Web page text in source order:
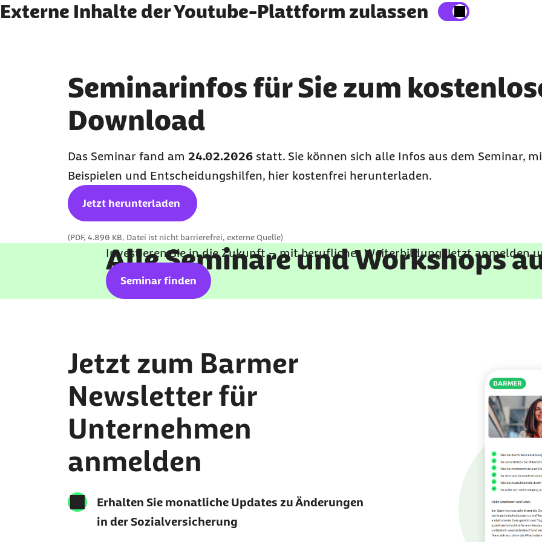
Externe Inhalte anzeigen
Mehr dazu in unserer
Datenschutzerklärung
Externe Inhalte der Youtube-Plattform zulassen
Seminarinfos für Sie zum
Download
Das Seminar fand am 24.02.2026 statt. Sie können sich alle Infos aus dem Seminar,
Beispielen und Entscheidungshilfen, hier kostenfrei herunterladen.
Jetzt herunterladen
(PDF, 4.890 KB, Datei ist nicht barrierefrei, externe Quelle)
Alle Seminare und Workshops
Investieren Sie in die Zukunft – mit beruflicher Weiterbildung. Jetzt anmelden
Seminar finden
Jetzt zum Barmer
Newsletter für
Unternehmen
anmelden
Erhalten Sie monatliche Updates zu Änderungen
in der Sozialversicherung